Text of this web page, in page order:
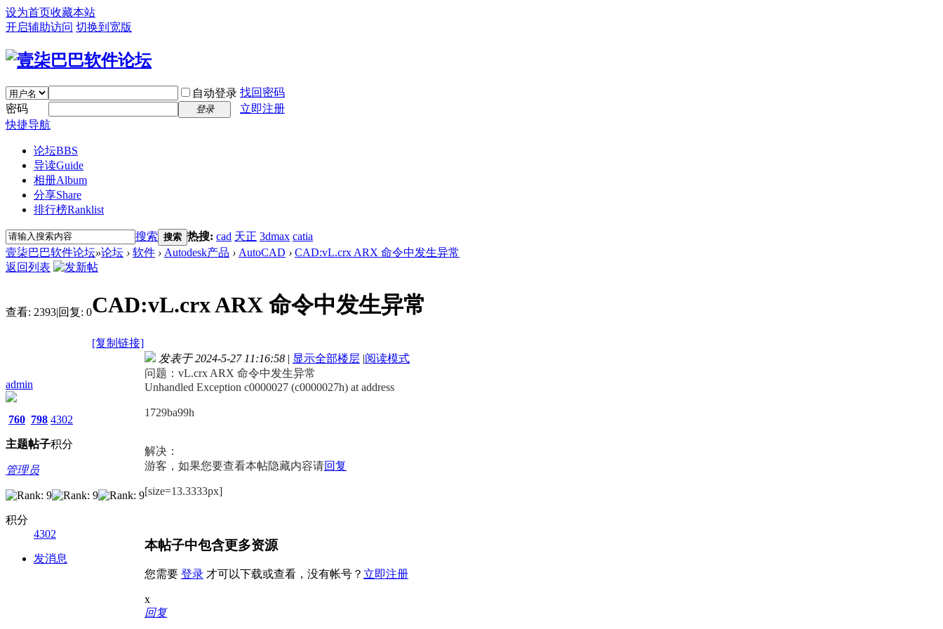
设为首页收藏本站
开启辅助访问 切换到宽版
自动登录 找回密码
密码
登录
立即注册
快捷导航
论坛BBS
导读Guide
相册Album
分享Share
排行榜Ranklist
搜索 搜索 热搜: cad 天正 3dmax catia
壹柒巴巴软件论坛»论坛 › 软件 › Autodesk产品 › AutoCAD › CAD:vL.crx ARX 命令中发生异常
返回列表
查看: 2393|回复: 0CAD:vL.crx ARX 命令中发生异常
[复制链接]
admin
760
主题
798
帖子
4302
积分
管理员
积分
4302
发消息
发表于 2024-5-27 11:16:58 | 显示全部楼层 |阅读模式
问题：vL.crx ARX 命令中发生异常
Unhandled Exception c0000027 (c0000027h) at address
1729ba99h
解决：
游客，如果您要查看本帖隐藏内容请回复
[size=13.3333px]
本帖子中包含更多资源
您需要 登录 才可以下载或查看，没有帐号？ 立即注册
x
回复